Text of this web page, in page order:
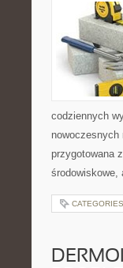
codziennych
nowoczesnych
przygotowana